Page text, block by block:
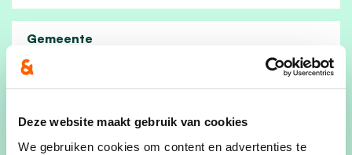
Deze website maakt gebruik van cookies
We gebruiken cookies om content en advertenties te
Gemeente
Interesse in ons plan voor Vlaanderen